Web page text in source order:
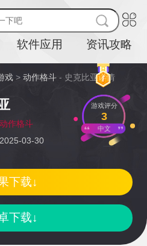
软件应用 资讯攻略
戏 >动作格斗 - 史克比亚详情
动作格斗
03-30
游戏评分
3
中文
下载↓
下载↓